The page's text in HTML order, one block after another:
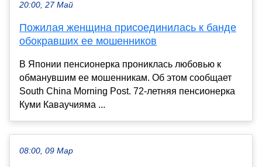
20:00, 27 Май
Пожилая женщина присоединилась к банде
обокравших ее мошенников
В Японии пенсионерка прониклась любовью к
обманувшим ее мошенникам. Об этом сообщает
South China Morning Post. 72-летняя пенсионерка
Куми Каваучияма ...
08:00, 09 Мар